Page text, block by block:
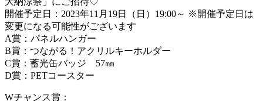
開催予定日：2023年11月19日（日）19:00～ ※開催予定日は
変更になる可能性がございます
A賞：パネルハンガー
B賞：つながる！アクリルキーホルダー
C賞：蓄光缶バッジ 57㎜
D賞：PETコースター
Wチャンス賞：